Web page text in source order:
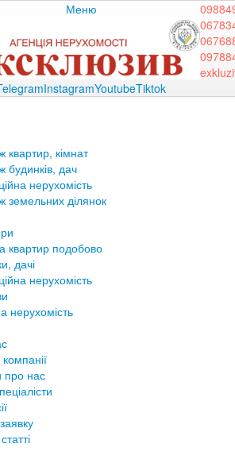
Меню
InstagramYoutubeTiktok
квартир, кімнат
будинків, дач
нерухомість
земельних ділянок
квартир подобово
дачі
нерухомість
нерухомість
компанії
про нас